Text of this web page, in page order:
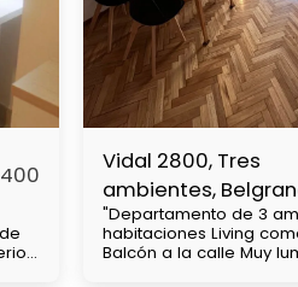
400
Vidal 2800, Tres
ambientes,
"Departamento de 3
habitaciones Living
Balcón a la calle Muy